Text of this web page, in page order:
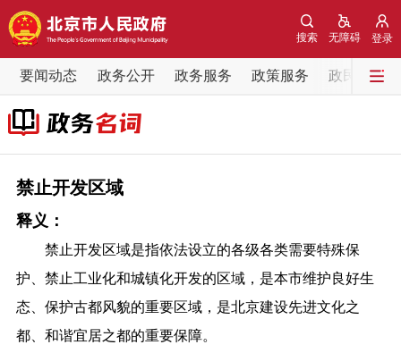
登录
无障碍
搜索
要闻动态 政务公开 政务服务 政策服务 政民互动
要闻动态
党中央精神
各区热点
政务公开
市领导 机构职能 政策服务
禁止开发区域
释义：
禁止开发区域是指依法设立的各级各类需要特殊保
护、禁止工业化和城镇化开发的区域，是本市维护良好生
态、保护古都风貌的重要区域，是北京建设先进文化之
都、和谐宜居之都的重要保障。